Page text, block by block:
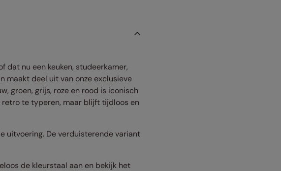
dat nu een keuken, studeerkamer,
maakt deel uit van onze exclusieve
groen, grijs, roze en rood is iconisch
te typeren, maar blijft tijdloos en
uitvoering. De verduisterende variant
de kleurstaal aan en bekijk het